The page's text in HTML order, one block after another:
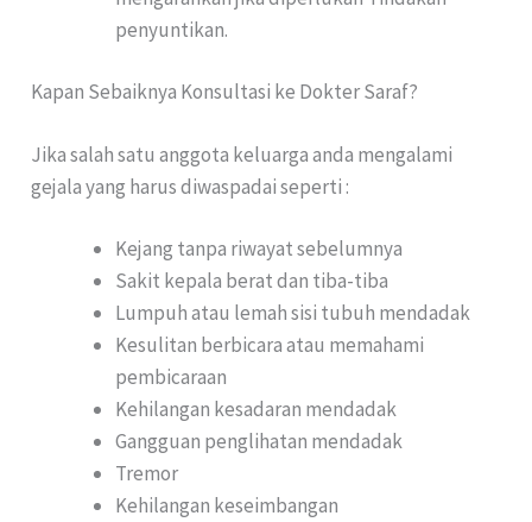
penyuntikan.
Kapan Sebaiknya Konsultasi ke Dokter Saraf?
Jika salah satu anggota keluarga anda mengalami
gejala yang harus diwaspadai seperti :
Kejang tanpa riwayat sebelumnya
Sakit kepala berat dan tiba-tiba
Lumpuh atau lemah sisi tubuh mendadak
Kesulitan berbicara atau memahami
pembicaraan
Kehilangan kesadaran mendadak
Gangguan penglihatan mendadak
Tremor
Kehilangan keseimbangan